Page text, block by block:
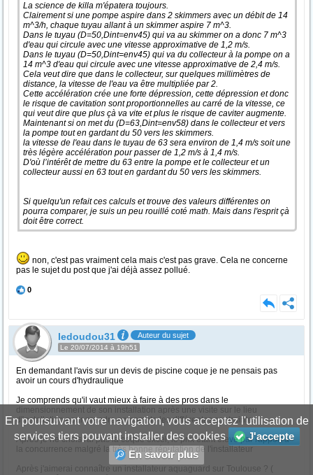
La science de killa m'épatera toujours.
Clairement si une pompe aspire dans 2 skimmers avec un débit de 14
m^3/h, chaque tuyau allant à un skimmer aspire 7 m^3.
Dans le tuyau (D=50,Dint=env45) qui va au skimmer on a donc 7 m^3
d'eau qui circule avec une vitesse approximative de 1,2 m/s.
Dans le tuyau (D=50,Dint=env45) qui va du collecteur à la pompe on a
14 m^3 d'eau qui circule avec une vitesse approximative de 2,4 m/s.
Cela veut dire que dans le collecteur, sur quelques millimètres de
distance, la vitesse de l'eau va être multipliée par 2.
Cette accélération crée une forte dépression, cette dépression et donc
le risque de cavitation sont proportionnelles au carré de la vitesse, ce
qui veut dire que plus çà va vite et plus le risque de caviter augmente.
Maintenant si on met du (D=63,Dint=env58) dans le collecteur et vers
la pompe tout en gardant du 50 vers les skimmers.
la vitesse de l'eau dans le tuyau de 63 sera environ de 1,4 m/s soit une
très légère accélération pour passer de 1,2 m/s à 1,4 m/s.
D'où l’intérêt de mettre du 63 entre la pompe et le collecteur et un
collecteur aussi en 63 tout en gardant du 50 vers les skimmers.
Si quelqu'un refait ces calculs et trouve des valeurs différentes on
pourra comparer, je suis un peu rouillé coté math. Mais dans l'esprit çà
doit être correct.
non, c'est pas vraiment cela mais c'est pas grave. Cela ne concerne
pas le sujet du post que j'ai déjà assez pollué.
0
ledoudou31 Auteur du sujet
Le 20/07/2014 à 19h51
En demandant l'avis sur un devis de piscine coque je ne pensais pas
avoir un cours d'hydraulique
Je comprends qu'il vaut mieux à faire à des pros dans le
dimensionnement de son installation après une visite sur le lieu
d'installation pour prendre en compte les différentes contraintes
Après je ne choisirai pas la coque excel, le prix étant élevé par rapport à
la concurrence malgré la très bonne réputation de l'installateur
Après j'aimerai connaître un installateur aquaguard sur Toulouse ? (
En poursuivant votre navigation, vous acceptez l'utilisation de
services tiers pouvant installer des cookies
J'accepte
En savoir plus